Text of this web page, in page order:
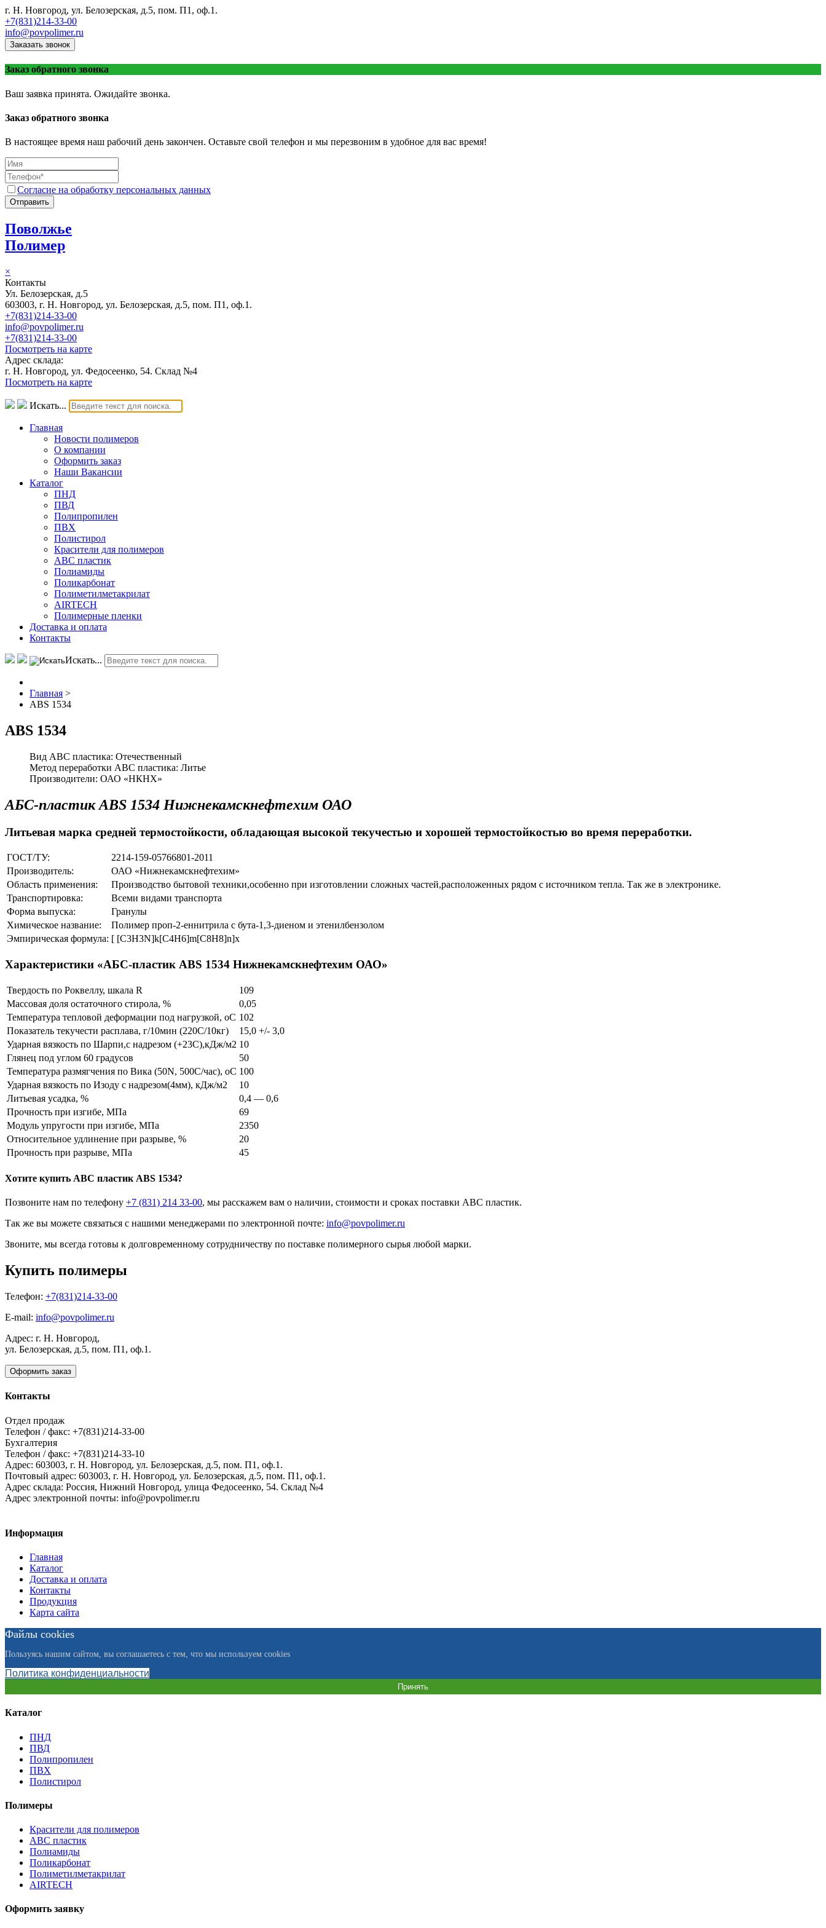
г. Н. Новгород, ул. Белозерская, д.5, пом. П1, оф.1.
+7(831)214-33-00
info@povpolimer.ru
Заказать звонок
Заказ обратного звонка
Ваш заявка принята. Ожидайте звонка.
Заказ обратного звонка
В настоящее время наш рабочий день закончен. Оставьте свой телефон и мы перезвоним в удобное для вас время!
Согласие на обработку персональных данных
Отправить
Поволжье
Полимер
×
Контакты
Ул. Белозерская, д.5
603003, г. Н. Новгород, ул. Белозерская, д.5, пом. П1, оф.1.
+7(831)214-33-00
info@povpolimer.ru
+7(831)214-33-00
Посмотреть на карте
Адрес склада:
г. Н. Новгород, ул. Федосеенко, 54. Склад №4
Посмотреть на карте
Искать...
Главная
Новости полимеров
О компании
Оформить заказ
Наши Вакансии
Каталог
ПНД
ПВД
Полипропилен
ПВХ
Полистирол
Красители для полимеров
АВС пластик
Полиамиды
Поликарбонат
Полиметилметакрилат
AIRTECH
Полимерные пленки
Доставка и оплата
Контакты
Искать...
Главная >
ABS 1534
ABS 1534
Вид ABC пластика: Отечественный
Метод переработки ABC пластика: Литье
Производители: ОАО «НКНХ»
АБС-пластик ABS 1534 Нижнекамскнефтехим ОАО
Литьевая марка средней термостойкости, обладающая высокой текучестью и хорошей термостойкостью во время переработки.
ГОСТ/ТУ:
2214-159-05766801-2011
Производитель:
ОАО «Нижнекамскнефтехим»
Область применения:
Производство бытовой техники,особенно при изготовлении сложных частей,расположенных рядом с источником тепла. Так же в электронике.
Транспортировка:
Всеми видами транспорта
Форма выпуска:
Гранулы
Химическое название:
Полимер проп-2-еннитрила с бута-1,3-диеном и этенилбензолом
Эмпирическая формула: [ [С3Н3N]k[С4Н6]m[С8Н8]n]x
Характеристики «АБС-пластик ABS 1534 Нижнекамскнефтехим ОАО»
Твердость по Роквеллу, шкала R
109
Массовая доля остаточного стирола, %
0,05
Температура тепловой деформации под нагрузкой, оС 102
Показатель текучести расплава, г/10мин (220С/10кг)
15,0 +/- 3,0
Ударная вязкость по Шарпи,с надрезом (+23С),кДж/м2 10
Глянец под углом 60 градусов
50
Температура размягчения по Вика (50N, 500С/час), оС 100
Ударная вязкость по Изоду с надрезом(4мм), кДж/м2
10
Литьевая усадка, %
0,4 — 0,6
Прочность при изгибе, МПа
69
Модуль упругости при изгибе, МПа
2350
Относительное удлинение при разрыве, %
20
Прочность при разрыве, МПа
45
Хотите купить ABC пластик ABS 1534?
Позвоните нам по телефону +7 (831) 214 33-00, мы расскажем вам о наличии, стоимости и сроках поставки ABC пластик.
Так же вы можете связаться с нашими менеджерами по электронной почте: info@povpolimer.ru
Звоните, мы всегда готовы к долговременному сотрудничеству по поставке полимерного сырья любой марки.
Купить полимеры
Телефон: +7(831)214-33-00
E-mail: info@povpolimer.ru
Адрес: г. Н. Новгород,
ул. Белозерская, д.5, пом. П1, оф.1.
Оформить заказ
Контакты
Отдел продаж
Телефон / факс: +7(831)214-33-00
Бухгалтерия
Телефон / факс: +7(831)214-33-10
Адрес: 603003, г. Н. Новгород, ул. Белозерская, д.5, пом. П1, оф.1.
Почтовый адрес: 603003, г. Н. Новгород, ул. Белозерская, д.5, пом. П1, оф.1.
Адрес склада: Россия, Нижний Новгород, улица Федосеенко, 54. Склад №4
Адрес электронной почты: info@povpolimer.ru
Информация
Главная
Каталог
Доставка и оплата
Контакты
Продукция
Карта сайта
Файлы cookies
Пользуясь нашим сайтом, вы соглашаетесь с тем, что мы используем cookies
Политика конфиденциальности
Принять
Каталог
ПНД
ПВД
Полипропилен
ПВХ
Полистирол
Полимеры
Красители для полимеров
АВС пластик
Полиамиды
Поликарбонат
Полиметилметакрилат
AIRTECH
Оформить заявку